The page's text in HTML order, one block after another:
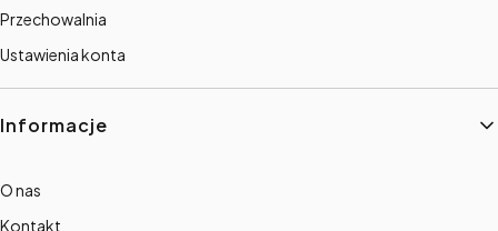
Przechowalnia
Ustawienia konta
Informacje
O nas
Kontakt